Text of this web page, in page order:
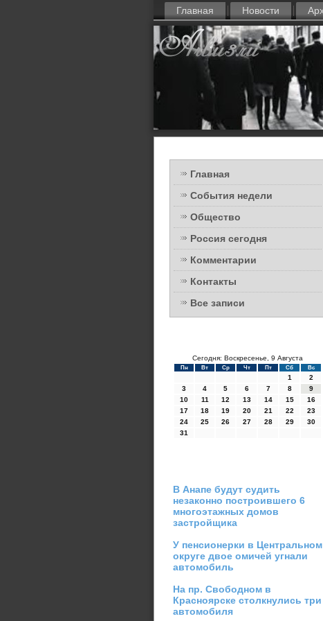
Главная Новости
Главная
События недели
Общество
Россия сегодня
Комментарии
Контакты
Все записи
Сегодня: Воскресенье, 9 Августа
Пн Вт Ср Чт Пт Сб Вс
1
2
3
4 5 6 7 8
9
10
11 12 13 14 15
16
17
18 19 20 21 22
23
24
25 26 27 28 29
30
31
В Анапе будут судить
незаконно построившего 6
многоэтажных домов
застройщика
У пенсионерки в Центральном
округе двое омичей угнали
автомобиль
На пр. Свободном в
Красноярске столкнулись три
автомобиля